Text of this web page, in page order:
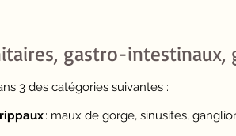
gastro-
3 des catégories suivantes :
: maux de gorge, sinusites,